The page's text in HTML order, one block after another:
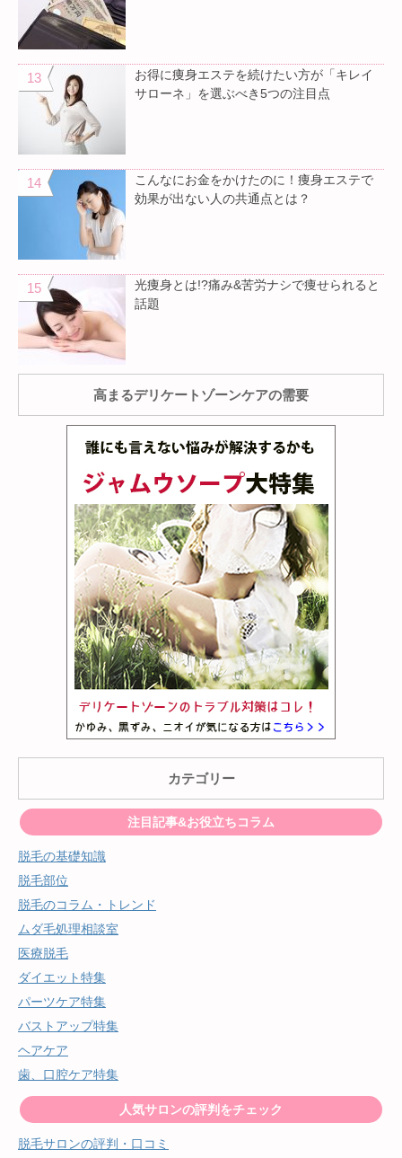
お得に痩身エステを続けたい方が「キレイ
サローネ」を選ぶべき5つの注目点
こんなにお金をかけたのに！痩身エステで
効果が出ない人の共通点とは？
光痩身とは!?痛み&苦労ナシで痩せられると
話題
高まるデリケートゾーンケアの需要
カテゴリー
注目記事&お役立ちコラム
脱毛の基礎知識
脱毛部位
脱毛のコラム・トレンド
ムダ毛処理相談室
医療脱毛
ダイエット特集
パーツケア特集
バストアップ特集
ヘアケア
歯、口腔ケア特集
人気サロンの評判をチェック
脱毛サロンの評判・口コミ